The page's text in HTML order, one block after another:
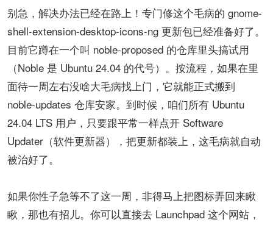
别急，解决办法已经在路上！专门修这个毛病的 ​​gnome-
shell-extension-desktop-icons-ng​​ 更新包已经准备好了。
目前它蹲在一个叫 ​​noble-proposed​​ 的仓库里头搞试用
（Noble 是 Ubuntu 24.04 的代号）。按流程，如果在里
面待一周左右没啥大毛病找上门，它就能正式搬到 ​​
noble-updates​​ 仓库安家。到时候，咱们所有 Ubuntu
24.04 LTS 用户，只要跟平常一样点开 ​​Software
Updater（软件更新器）​​，把更新都装上，这毛病就自动
被治好了。
如果你性子急等不了这一周，非得马上把图标弄回来瞅
瞅，那也有招儿。你可以直接去 ​​Launchpad​​ 这个网站，